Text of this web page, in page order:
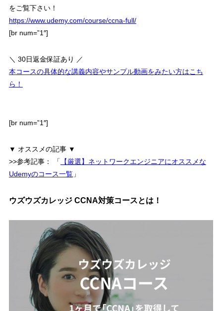
をご覧下さい！
https://www.udemy.com/course/ccna-full/
[br num=”1″]
＼ 30日返金保証あり ／
本コースの具体的な講義内容やサンプル動画をみたい方はこち
ら！
[br num=”1″]
▼ オススメの記事 ▼
>>参考記事：
「
【厳選】ネットワークエンジニアにオススメな
Udemyのコース一覧」
ウズウズカレッジ CCNA対策コースとは！